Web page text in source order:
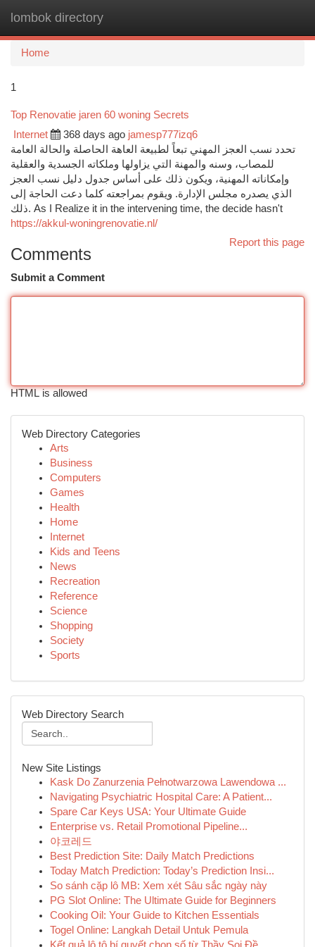
lombok directory
Home
1
Top Renovatie jaren 60 woning Secrets
Internet 368 days ago jamesp777izq6
تحدد نسب العجز المهني تبعاً لطبيعة العاهة الحاصلة والحالة العامة
للمصاب، وسنه والمهنة التي يزاولها وملكاته الجسدية والعقلية
وإمكاناته المهنية، ويكون ذلك على أساس جدول دليل نسب العجز
الذي يصدره مجلس الإدارة. ويقوم بمراجعته كلما دعت الحاجة إلى
ذلك. As I Realize it in the intervening time, the decide hasn't
https://akkul-woningrenovatie.nl/
Report this page
Comments
Submit a Comment
HTML is allowed
Web Directory Categories
Arts
Business
Computers
Games
Health
Home
Internet
Kids and Teens
News
Recreation
Reference
Science
Shopping
Society
Sports
Web Directory Search
New Site Listings
Kask Do Zanurzenia Pełnotwarzowa Lawendowa ...
Navigating Psychiatric Hospital Care: A Patient...
Spare Car Keys USA: Your Ultimate Guide
Enterprise vs. Retail Promotional Pipeline...
야코레드
Best Prediction Site: Daily Match Predictions
Today Match Prediction: Today’s Prediction Insi...
So sánh cặp lô MB: Xem xét Sâu sắc ngày này
PG Slot Online: The Ultimate Guide for Beginners
Cooking Oil: Your Guide to Kitchen Essentials
Togel Online: Langkah Detail Untuk Pemula